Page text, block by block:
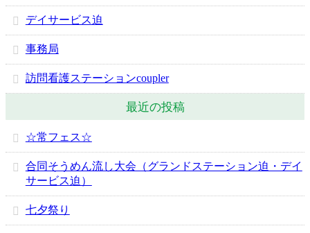
デイサービス迫
事務局
訪問看護ステーションcoupler
最近の投稿
☆常フェス☆
合同そうめん流し大会（グランドステーション迫・デイ
サービス迫）
七夕祭り